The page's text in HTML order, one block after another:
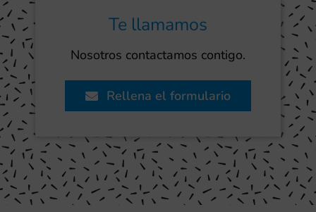
Te llamamos
Nosotros contactamos contigo.
Rellena el formulario